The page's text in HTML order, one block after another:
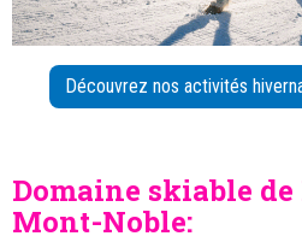
Découvrez nos activités
Domaine skiable
Mont-Noble: